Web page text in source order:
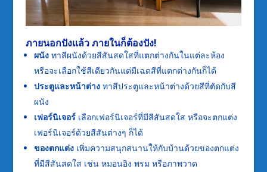
ภายนอกปังแล้ว ภายในก็ต้องปัง!
ผนัง ทาสีผนังด้วยสีสันสดใสที่แตกต่างกันในแต่ละห้อง
หรือจะเลือกใช้สีเดียวกันแต่มีเฉดสีที่แตกต่างกันก็ได้
ประตูและหน้าต่างทาสีประตูและหน้าต่างด้วยสีที่ตัดกับสี
ผนัง
เฟอร์นิเจอร์ เลือกเฟอร์นิเจอร์ที่มีสีสันสดใส หรือจะตกแต่ง
เฟอร์นิเจอร์ด้วยสีสันต่างๆ ก็ได้
ของตกแต่งเพิ่มความสนุกสนานให้กับบ้านด้วยของตกแต่ง
ที่มีสีสันสดใส เช่น หมอนอิง พรม หรือภาพวาด